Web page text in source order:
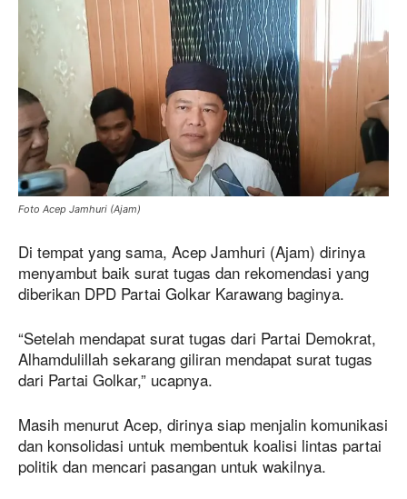
Foto Acep Jamhuri (Ajam)
Di tempat yang sama, Acep Jamhuri (Ajam) dirinya
menyambut baik surat tugas dan rekomendasi yang
diberikan DPD Partai Golkar Karawang baginya.
“Setelah mendapat surat tugas dari Partai Demokrat,
Alhamdulillah sekarang giliran mendapat surat tugas
dari Partai Golkar,” ucapnya.
Masih menurut Acep, dirinya siap menjalin komunikasi
dan konsolidasi untuk membentuk koalisi lintas partai
politik dan mencari pasangan untuk wakilnya.